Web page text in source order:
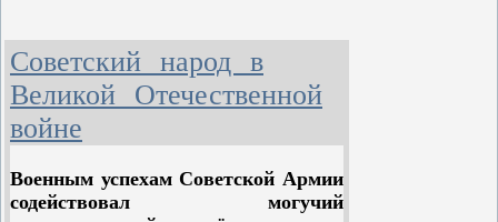
Что же явилось источником
великой победы Советской Армии?
Если Советская Армия смогла
успешно выполнить свой долг перед
родиной и свою освободительную
Европы, то она сделала это прежде
всего благодаря тому, что её
Советский народ в
Великой Отечественной
войне
Военным успехам Советской Армии
содействовал могучий